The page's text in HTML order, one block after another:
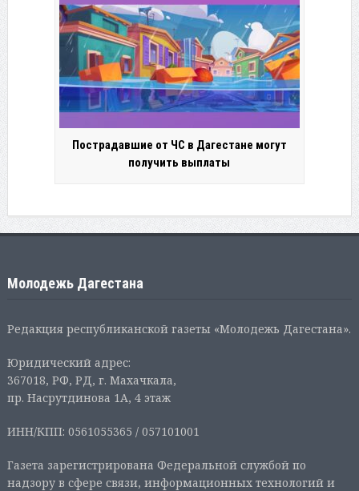
Пострадавшие от ЧС в Дагестане могут
получить выплаты
Молодежь Дагестана
Редакция республиканской газеты «Молодежь Дагестана».
Юридический адрес:
367018, РФ, РД, г. Махачкала,
пр. Насрутдинова 1А, 4 этаж
ИНН/КПП: 0561055365 / 057101001
Газета зарегистрирована Федеральной службой по
надзору в сфере связи, информационных технологий и